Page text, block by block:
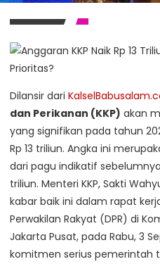
Dilansir dari
dan Perikanan (KKP) akan
yang signifikan pada tahun
Rp 13 triliun. Angka ini
dari pagu indikatif
triliun. Menteri KKP, Sakti
kabar baik ini dalam rapat
Perwakilan Rakyat (DPR) di
Jakarta Pusat, pada Rabu, 3
komitmen serius pemerintah